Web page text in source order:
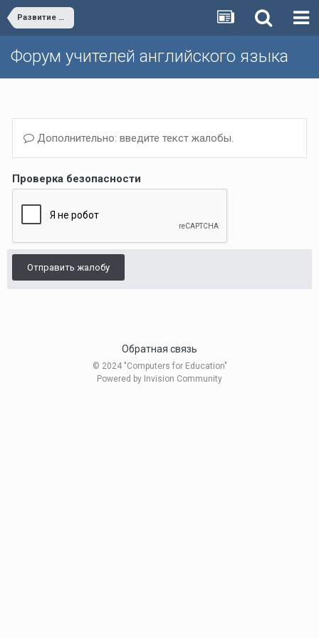
Развитие форума/Forum development
Форум учителей английского языка
Дополнительно: введите текст жалобы.
Проверка безопасности
Отправить жалобу
Обратная связь
© 2024 "Computers for Education"
Powered by Invision Community